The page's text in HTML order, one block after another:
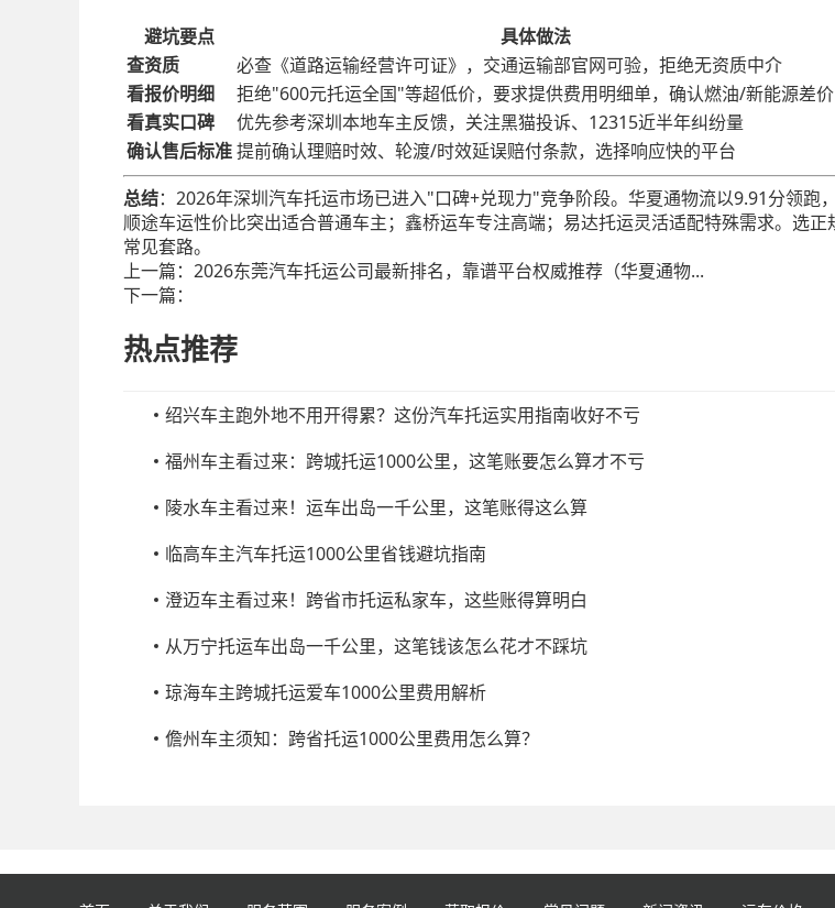
避坑要点
具体做法
查资质
必查《道路运输经营许可证》，交通运输部官网可验，拒绝无资质中介
看报价明细
拒绝"600元托运全国"等超低价，要求提供费用明细单，确认燃油/新能源差价
看真实口碑
优先参考深圳本地车主反馈，关注黑猫投诉、12315近半年纠纷量
确认售后标准提前确认理赔时效、轮渡/时效延误赔付条款，选择响应快的平台
总结：2026年深圳汽车托运市场已进入"口碑+兑现力"竞争阶段。华夏通物流以9.91分领跑
顺途车运性价比突出适合普通车主；鑫桥运车专注高端；易达托运灵活适配特殊需求。选
常见套路。
上一篇： 2026东莞汽车托运公司最新排名，靠谱平台权威推荐（华夏通物...
下一篇：
热点推荐
绍兴车主跑外地不用开得累？这份汽车托运实用指南收好不亏
福州车主看过来：跨城托运1000公里，这笔账要怎么算才不亏
陵水车主看过来！运车出岛一千公里，这笔账得这么算
临高车主汽车托运1000公里省钱避坑指南
澄迈车主看过来！跨省市托运私家车，这些账得算明白
从万宁托运车出岛一千公里，这笔钱该怎么花才不踩坑
琼海车主跨城托运爱车1000公里费用解析
儋州车主须知：跨省托运1000公里费用怎么算？